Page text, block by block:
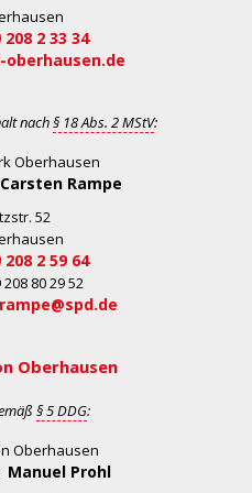
208 2 33 34
oberhausen.de
nach§ 18 Abs. 2 MStV:
Oberhausen
Carsten Rampe
52
208 2 59 64
80 29 52
Oberhausen
§ 5 DDG:
Oberhausen
Manuel Prohl